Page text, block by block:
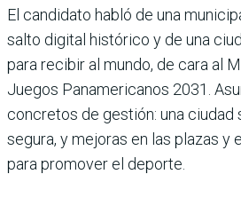
El candidato habló de una
salto digital histórico y de una
para recibir al mundo, de cara al
Juegos Panamericanos 2031.
concretos de gestión: una ciudad
segura, y mejoras en las plazas y
para promover el deporte.